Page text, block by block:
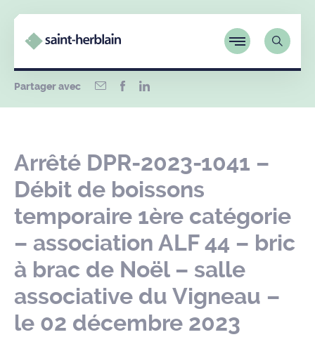
Partager avec
Arrêté DPR-2023-1041 –
Débit de boissons
temporaire 1ère catégorie
– association ALF 44 – bric
à brac de Noël – salle
associative du Vigneau –
le 02 décembre 2023